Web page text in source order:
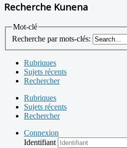
Recherche Kunena
Mot-clé
Recherche par mots-clés:
Rubriques
Sujets récents
Rechercher
Rubriques
Sujets récents
Rechercher
Connexion
Identifiant